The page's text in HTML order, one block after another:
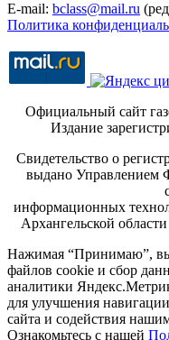
E-mail: bclass@mail.ru
Политика
Официальный сайт
Издание
Свидетельство о
выдано Управлением
информационных
Архангельской
Нажимая “Принимаю”, вы
файлов cookie и сбор
аналитики
для улучшения
сайта и содействия
Ознакомьтесь с нашей